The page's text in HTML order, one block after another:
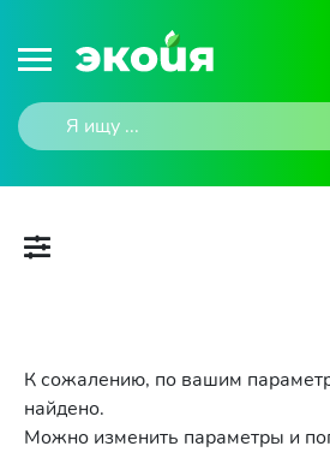
К сожалению, по вашим
найдено.
Можно изменить параметры и